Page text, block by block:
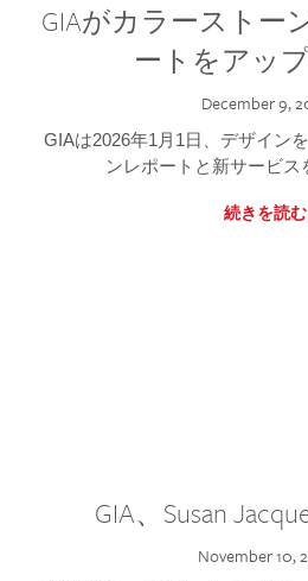
GIAがカラーストー
ートをアッ
December 9,
GIAは2026年1月1日、デザイン
ンレポートと新サービス
続きを読む
GIA、Susan
November 10,